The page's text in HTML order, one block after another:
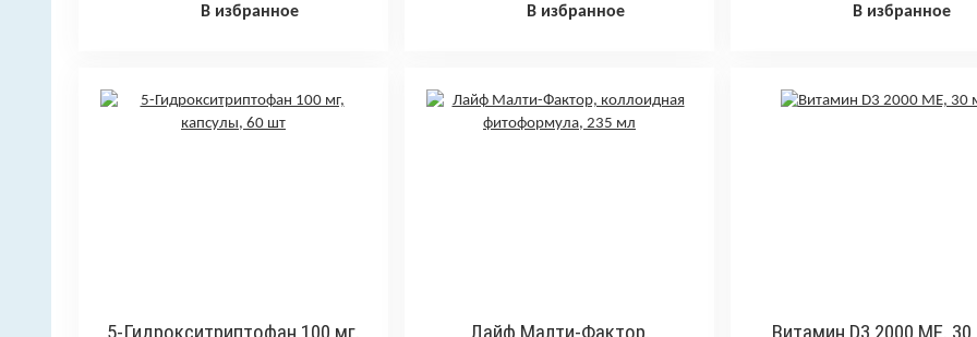
В избранное В избранное В избранное